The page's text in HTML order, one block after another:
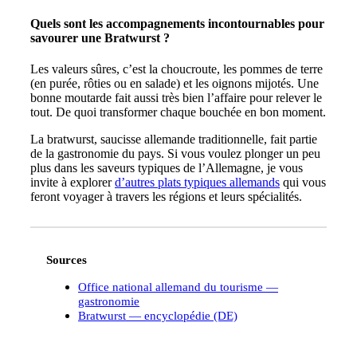
Quels sont les accompagnements incontournables pour
savourer une Bratwurst ?
Les valeurs sûres, c’est la choucroute, les pommes de terre
(en purée, rôties ou en salade) et les oignons mijotés. Une
bonne moutarde fait aussi très bien l’affaire pour relever le
tout. De quoi transformer chaque bouchée en bon moment.
La bratwurst, saucisse allemande traditionnelle, fait partie
de la gastronomie du pays. Si vous voulez plonger un peu
plus dans les saveurs typiques de l’Allemagne, je vous
invite à explorerd’autres plats typiques allemands qui vous
feront voyager à travers les régions et leurs spécialités.
Sources
Office national allemand du tourisme —
gastronomie
Bratwurst — encyclopédie (DE)